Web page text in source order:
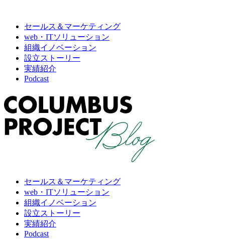
セールス＆マーケティング
web・ITソリューション
組織イノベーション
設立ストーリー
実績紹介
Podcast
セールス＆マーケティング
web・ITソリューション
組織イノベーション
設立ストーリー
実績紹介
Podcast